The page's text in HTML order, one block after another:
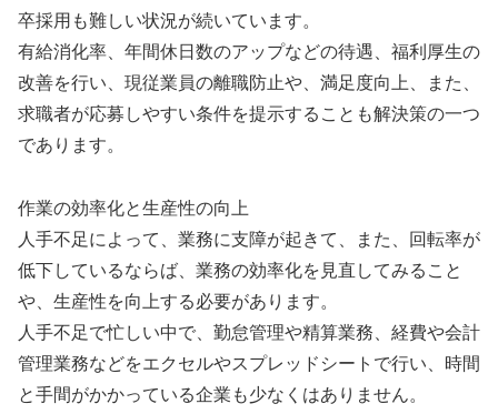
卒採用も難しい状況が続いています。
有給消化率、年間休日数のアップなどの待遇、福利厚生の
改善を行い、現従業員の離職防止や、満足度向上、また、
求職者が応募しやすい条件を提示することも解決策の一つ
であります。
作業の効率化と生産性の向上
人手不足によって、業務に支障が起きて、また、回転率が
低下しているならば、業務の効率化を見直してみること
や、生産性を向上する必要があります。
人手不足で忙しい中で、勤怠管理や精算業務、経費や会計
管理業務などをエクセルやスプレッドシートで行い、時間
と手間がかかっている企業も少なくはありません。